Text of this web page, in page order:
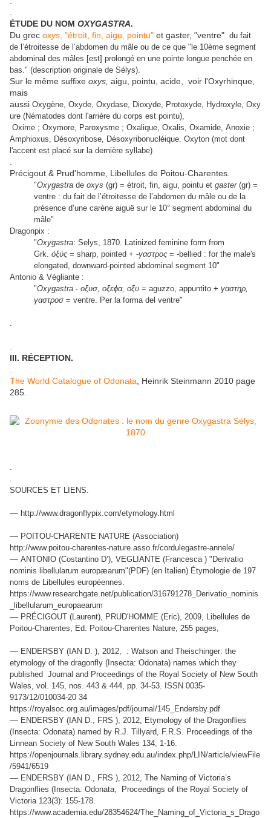
ÉTUDE DU NOM OXYGASTRA.
Du grec oxys , "étroit, fin, aigu, pointu" et gaster, "ventre" du fait
de l’étroitesse de l’abdomen du mâle ou de ce que "l e 10ème segment
abdominal des mâles [est] prolongé en une pointe longue penchée en
bas." (description originale de Sélys).
Sur le même suffixe oxys, aigu, pointu, acide, voir l'Oxyrhinque,
mais
aussi Oxygène, Oxyde, Oxydase, Dioxyde, Protoxyde, Hydroxyle, Oxy
ure (Nématodes dont l'arrière du corps est pointu),
Oxime ; Oxymore, Paroxysme ; Oxalique, Oxalis, Oxamide, Anoxie ;
Amphioxus, Désoxyribose, Désoxyribonucléique. Oxyton (mot dont
l'accent est placé sur la dernière syllabe)
Précigout & Prud'homme, Libellules de Poitou-Charentes.
"Oxygastra de oxys (gr) = étroit, fin, aigu, pointu et gaster(gr) =
ventre : du fait de l’étroitesse de l’abdomen du mâle ou de la
présence d’une carène aiguë sur le 10° segment abdominal du
mâle"
Dragonpix :
"Oxygastra: Selys, 1870. Latinized feminine form from
Grk. ὀξύς = sharp, pointed + -γαστρος = -bellied : for the male's
elongated, downward-pointed abdominal segment 10"
Antonio & Végliante :
"Oxygastra - οξυσ, οξεϕα, οξυ = aguzzo, appuntito + γαστηρ,
γαστροσ = ventre. Per la forma del ventre"
.
III. RÉCEPTION.
The World Catalogue of Odonata , Heinrik Steinmann 2010 page
285.
.
SOURCES ET LIENS.
— http://www.dragonflypix.com/etymology.html
— POITOU-CHARENTE NATURE (Association)
http://www.poitou-charentes-nature.asso.fr/cordulegastre-annele/
— ANTONIO (Costantino D’), VEGLIANTE (Francesca ) "Derivatio
nominis libellularum europæarum"(PDF) (en Italien) Étymologie de 197
noms de Libellules européennes.
https://www.researchgate.net/publication/316791278_Derivatio_nominis
_libellularum_europaearum
— PRÉCIGOUT (Laurent), PRUD'HOMME (Eric), 2009, Libellules de
Poitou-Charentes, Ed. Poitou-Charentes Nature, 255 pages,
— ENDERSBY (IAN D. ), 2012, : Watson and Theischinger: the
etymology of the dragonfly (Insecta: Odonata) names which they
published Journal and Proceedings of the Royal Society of New South
Wales, vol. 145, nos. 443 & 444, pp. 34-53. ISSN 0035-
9173/12/010034-20 34
https://royalsoc.org.au/images/pdf/journal/145_Endersby.pdf
— ENDERSBY (IAN D., FRS ), 2012, Etymology of the Dragonflies
(Insecta: Odonata) named by R.J. Tillyard, F.R.S. Proceedings of the
Linnean Society of New South Wales 134, 1-16.
https://openjournals.library.sydney.edu.au/index.php/LIN/article/viewFile
/5941/6519
— ENDERSBY (IAN D., FRS ), 2012, The Naming of Victoria’s
Dragonflies (Insecta: Odonata, Proceedings of the Royal Society of
Victoria 123(3): 155-178.
https://www.academia.edu/28354624/The_Naming_of_Victoria_s_Drago